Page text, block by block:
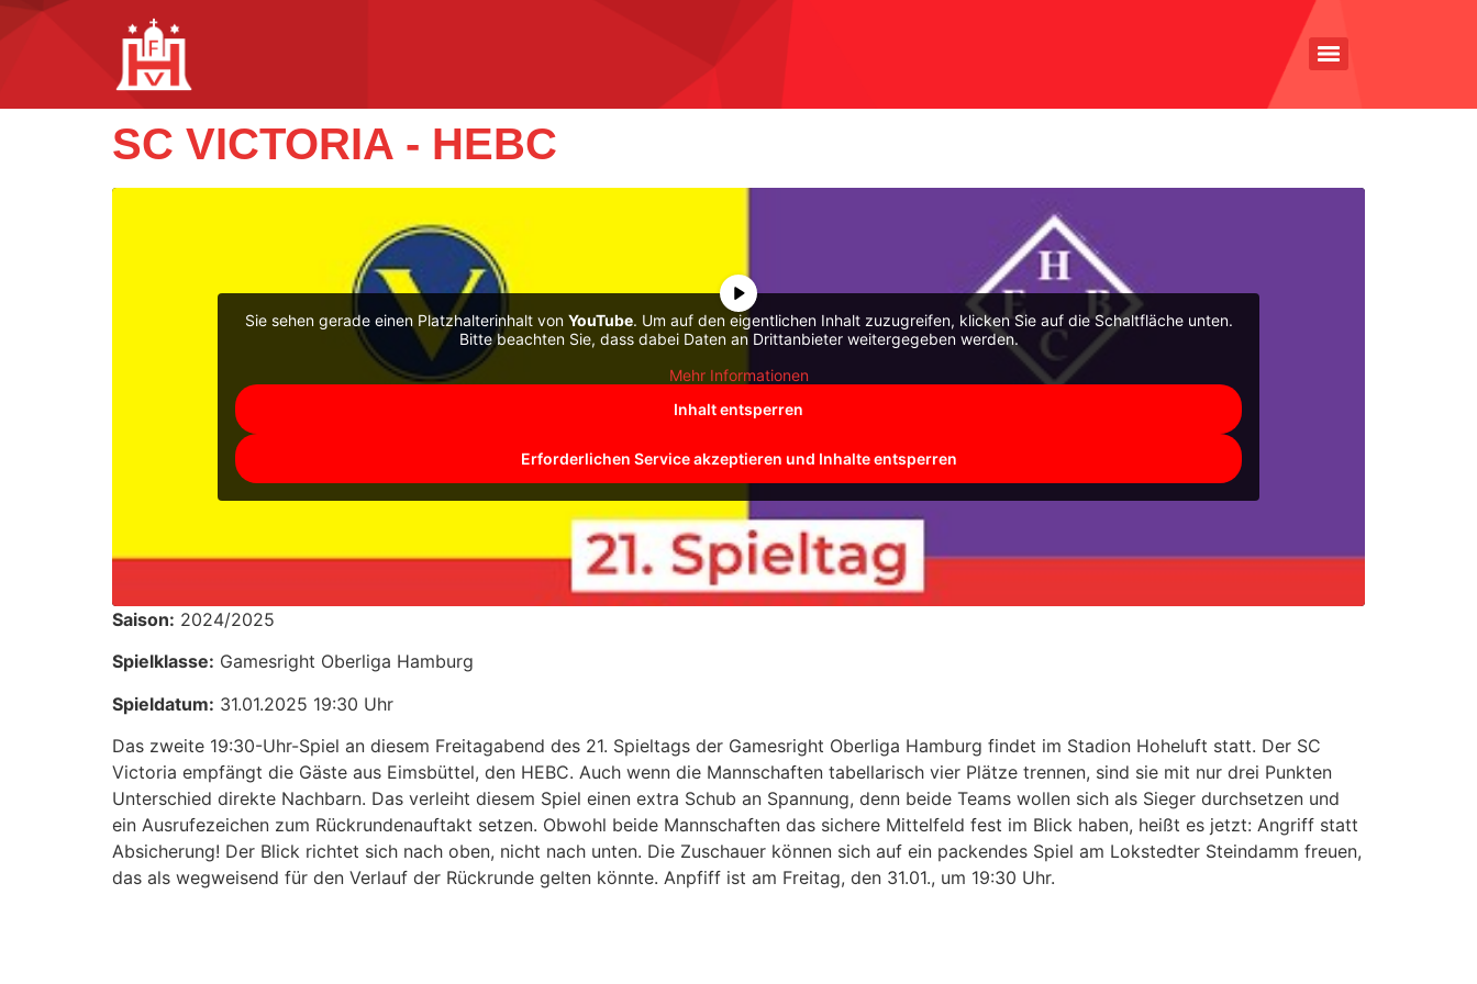
SC VICTORIA - HEBC
Sie sehen gerade einen Platzhalterinhalt von YouTube. Um auf den eigentlichen Inhalt zuzugreifen, klicken Sie auf die Schaltfläche unten.
Bitte beachten Sie, dass dabei Daten an Drittanbieter weitergegeben werden.
Mehr Informationen
Inhalt entsperren
Erforderlichen Service akzeptieren und Inhalte entsperren
Saison: 2024/2025
Spielklasse: Gamesright Oberliga Hamburg
Spieldatum: 31.01.2025 19:30 Uhr
Das zweite 19:30-Uhr-Spiel an diesem Freitagabend des 21. Spieltags der Gamesright Oberliga Hamburg findet im Stadion Hoheluft statt. Der SC
Victoria empfängt die Gäste aus Eimsbüttel, den HEBC. Auch wenn die Mannschaften tabellarisch vier Plätze trennen, sind sie mit nur drei Punkten
Unterschied direkte Nachbarn. Das verleiht diesem Spiel einen extra Schub an Spannung, denn beide Teams wollen sich als Sieger durchsetzen und
ein Ausrufezeichen zum Rückrundenauftakt setzen. Obwohl beide Mannschaften das sichere Mittelfeld fest im Blick haben, heißt es jetzt: Angriff statt
Absicherung! Der Blick richtet sich nach oben, nicht nach unten. Die Zuschauer können sich auf ein packendes Spiel am Lokstedter Steindamm freuen,
das als wegweisend für den Verlauf der Rückrunde gelten könnte. Anpfiff ist am Freitag, den 31.01., um 19:30 Uhr.